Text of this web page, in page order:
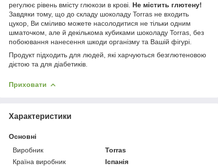
регулює рівень вмісту глюкози в крові. Не містить глютену!
Завдяки тому, що до складу шоколаду Torras не входить
цукор, Ви сміливо можете насолодитися не тільки одним
шматочком, але й декількома кубиками шоколаду Torras, без
побоювання нанесення шкоди організму та Вашій фігурі.
Продукт підходить для людей, які харчуються безглютеновою
дієтою та для діабетиків.
Приховати
Характеристики
Основні
Виробник
Torras
Країна виробник
Іспанія